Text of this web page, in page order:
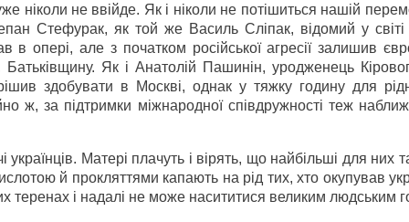
ніколи не ввійде. Як і ніколи не потішиться нашій
Стефурак, як той же Василь Сліпак, відомий у
опері, але з початком російської агресії залишив
Як і Анатолій Пашинін, уродженець
здобувати в Москві, однак у тяжку годину для
ж, за підтримки міжнародної співдружності теж
українців. Матері плачуть і вірять, що найбільші для них
й прокляттями капають на рід тих, хто окупував
теренах і надалі не може насититися великим людським